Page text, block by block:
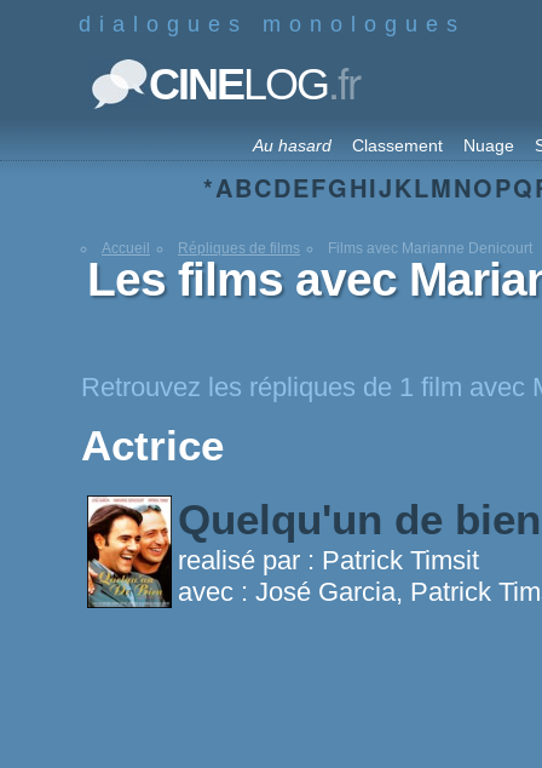
dialogues monologues
CINELOG.fr
Au hasard Classement Nuage
*ABCDEFGHIJKLMNOPQ
Accueil Répliques de films Films avec Marianne Denicourt
Les films avec
Retrouvez les répliques de 1 film avec
Actrice
Quelqu'un de
realisé par : Patrick Timsit
avec : José Garcia, Patrick